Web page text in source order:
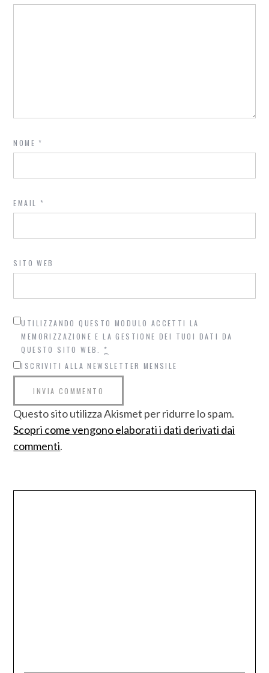
NOME*
EMAIL *
SITO WEB
UTILIZZANDO QUESTO MODULO ACCETTI LA
MEMORIZZAZIONE E LA GESTIONE DEI TUOI DATI DA
QUESTO SITO WEB.*
ISCRIVITI ALLA NEWSLETTER MENSILE
Questo sito utilizza Akismet per ridurre lo spam.
Scopri come vengono elaborati i dati derivati dai
commenti.